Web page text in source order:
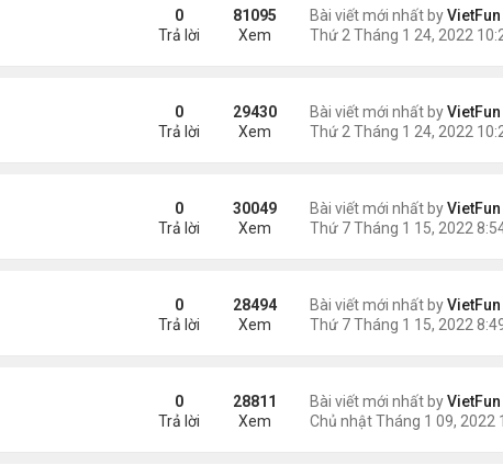
Bài viết mới nhất byVietFun
0
Trả lời
81095
Xem
Bài viết mới nhất byVietFun
0
Trả lời
29430
Xem
Bài viết mới nhất byVietFun
0
Trả lời
30049
Xem
Bài viết mới nhất byVietFun
0
Trả lời
28494
Xem
Bài viết mới nhất byVietFun
0
Trả lời
28811
Xem